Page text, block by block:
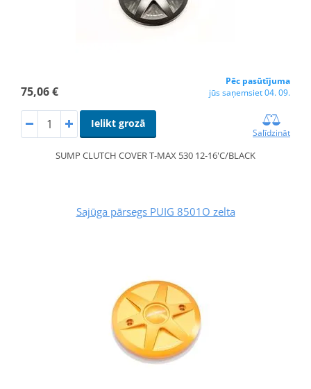
75,06 €
Pēc pasūtījuma
jūs saņemsiet 04. 09.
Ielikt grozā
Salīdzināt
SUMP CLUTCH COVER T-MAX 530 12-16'C/BLACK
Sajūga pārsegs PUIG 8501O zelta